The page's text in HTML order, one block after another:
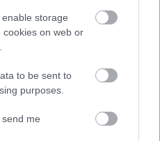
storage
cookies on web or
to be sent to
purposes.
me
szokatlan, a nem
meg aztán végképp. De
a zenés színház –
A felvételi utolsó
mondtam, amikor
drámai műfaj
beszélgettem akkor
ő is szeret. Volt olyan